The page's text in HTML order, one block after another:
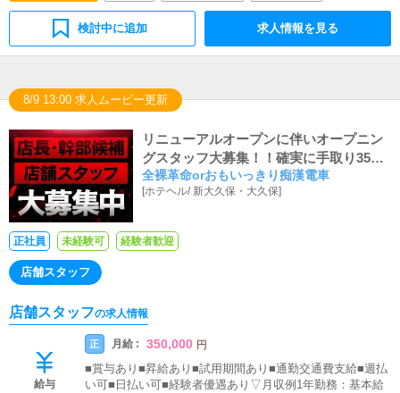
ルサイト等の店舗情報更新作業を行っていただきます。キ
ャストの出勤情報やイベント、求人ブログの作成となりま
す。基本的にはボタンを押すだけや、ブログの更新時に簡
の方に快適にお過ごしいただくため、店内の清掃や備品の
管理・補充を行っていただきます。
検討中に追加 求人情報を見る
8/9 13:00 求人ムービー更新
リニューアルオープンに伴いオープニン
グスタッフ大募集！！確実に手取り35万
円スタート保証！！ 都内最大級のグルー
プです♪
全裸革命orおもいっきり痴漢電車
[ホテヘル/ 新大久保・大久保]
正社員 未経験可 経験者歓迎
店舗スタッフ
店舗スタッフの求人情報
給与
正 月給 : 350,000 円
■賞与あり■昇給あり■試用期間あり■通勤交通費支給■週払
い可■日払い可■経験者優遇あり▽月収例1年勤務：基本給